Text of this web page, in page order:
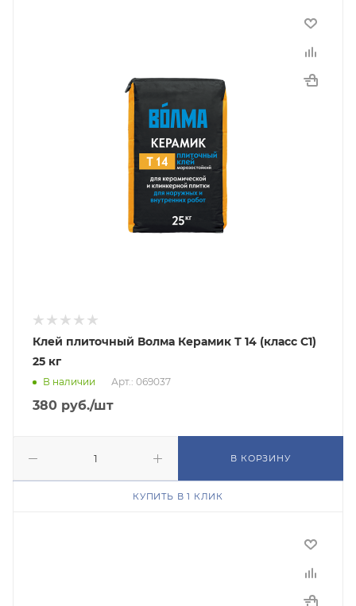
Клей плиточный Волма Керамик Т 14 (класс C1)
25 кг
В наличии Арт.: 069037
380 руб./шт
В КОРЗИНУ
КУПИТЬ В 1 КЛИК